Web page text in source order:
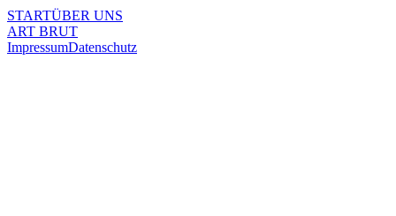
STARTÜBER UNS
ART BRUT
ImpressumDatenschutz